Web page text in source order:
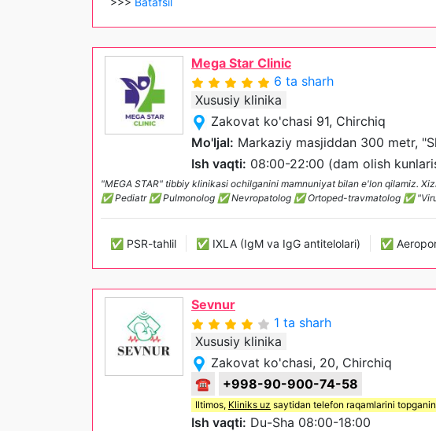
Mega Star Clinic
6 ta sharh
Xususiy klinika
Zakovat ko'chasi 91, Chirchiq
Mo'ljal: Markaziy masjiddan 300 metr,
Ish vaqti: 08:00-22:00 (dam olish
"MEGA STAR" tibbiy klinikasi ochilganini mamnuniyat bilan e'lon qilamiz.
✅ Pediatr ✅ Pulmonolog ✅ Nevropatolog ✅ Ortoped-travmatolog ✅
✅ PSR-tahlil ✅ IXLA (IgM va IgG antitelolari) ✅
Sevnur
1 ta sharh
Xususiy klinika
Zakovat ko'chasi, 20, Chirchiq
☎
+998-90-900-74-58
Iltimos, Kliniks uz saytidan telefon raqamlarini
Ish vaqti: Du-Sha 08:00-18:00